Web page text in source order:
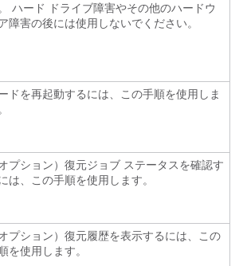
ハード ドライブ障害やその他のハードウ
障害の後には使用しないでください。
ドを再起動するには、この手順を使用しま
オプション）復元ジョブ ステータスを確認す
は、この手順を使用します。
オプション）復元履歴を表示するには、この
を使用します。